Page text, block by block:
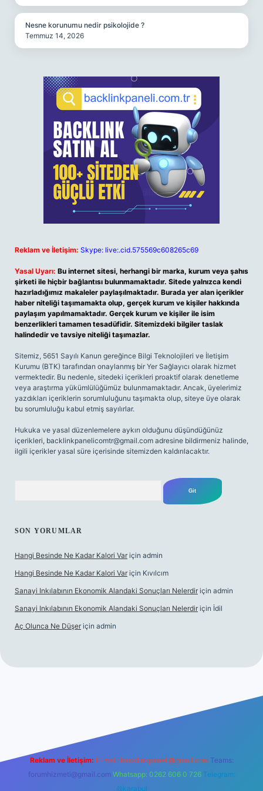
Nesne korunumu nedir psikolojide ?
Temmuz 14, 2026
Reklam ve İletişim: Skype: live:.cid.575569c608265c69
Yasal Uyarı: Bu internet sitesi, herhangi bir marka, kurum veya şahıs
şirketi ile hiçbir bağlantısı bulunmamaktadır. Sitede yalnızca kendi
hazırladığımız makaleler paylaşılmaktadır. Burada yer alan içerikler
haber niteliği taşımamakta olup, gerçek kurum ve kişiler hakkında
paylaşım yapılmamaktadır. Gerçek kurum ve kişiler ile isim
benzerlikleri tamamen tesadüfidir. Sitemizdeki bilgiler taslak
halindedir ve tavsiye niteliği taşımazlar.
Sitemiz, 5651 Sayılı Kanun gereğince Bilgi Teknolojileri ve İletişim
Kurumu (BTK) tarafından onaylanmış bir Yer Sağlayıcı olarak hizmet
vermektedir. Bu nedenle, sitedeki içerikleri proaktif olarak denetleme
veya araştırma yükümlülüğümüz bulunmamaktadır. Ancak, üyelerimiz
yazdıkları içeriklerin sorumluluğunu taşımakta olup, siteye üye olarak
bu sorumluluğu kabul etmiş sayılırlar.
Hukuka ve yasal düzenlemelere aykırı olduğunu düşündüğünüz
içerikleri, backlinkpanelicomtr@gmail.com adresine bildirmeniz halinde,
ilgili içerikler yasal süre içerisinde sitemizden kaldırılacaktır.
SON YORUMLAR
Hangi Besinde Ne Kadar Kalori Var için admin
Hangi Besinde Ne Kadar Kalori Var için Kıvılcım
Sanayi Inkılabının Ekonomik Alandaki Sonuçları Nelerdir için admin
Sanayi Inkılabının Ekonomik Alandaki Sonuçları Nelerdir için İdil
Aç Olunca Ne Düşer için admin
Reklam ve İletişim: E-mail: backlinkpaneli@gmail.com Teams:
forumhizmeti@gmail.com Whatsapp: 0262 606 0 726 Telegram:
@karabul